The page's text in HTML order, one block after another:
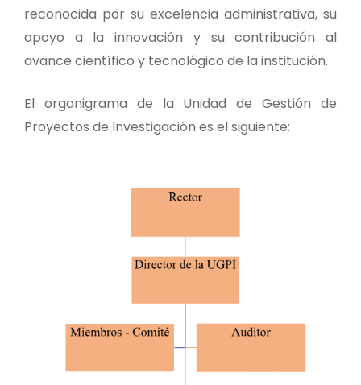
reconocida por su excelencia administrativa, su
apoyo a la innovación y su contribución al
avance científico y tecnológico de la institución.
El organigrama de la Unidad de Gestión de
Proyectos de Investigación es el siguiente: